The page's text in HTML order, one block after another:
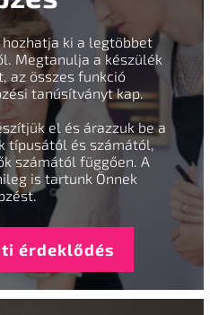
ki a legtöbbet
Megtanulja a készülék
az összes funkció
tanúsítványt kap.
el és árazzuk be a
típusától és számától,
számától függően. A
is tartunk Önnek
érdeklődés